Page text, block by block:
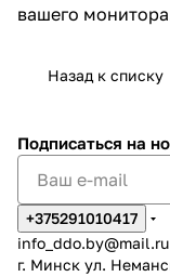
вашего
Назад к списку
Подписаться на
+375291010417
info_ddo.by@mail.ru
г. Минск ул.